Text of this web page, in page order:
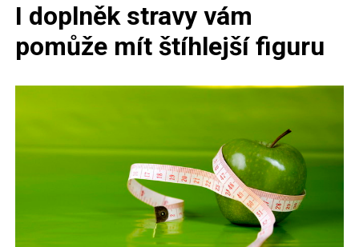
I doplněk stravy vám
pomůže mít štíhlejší figuru